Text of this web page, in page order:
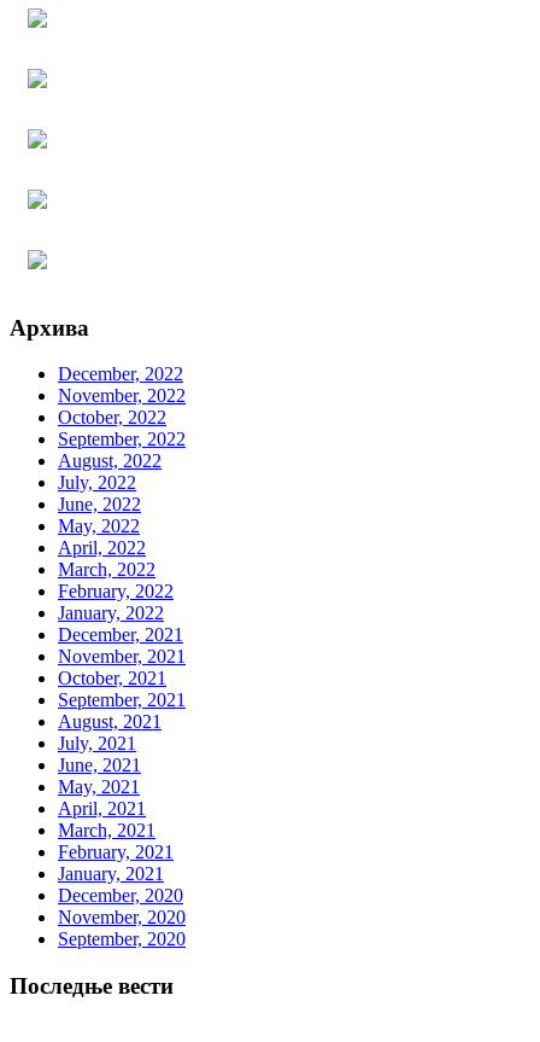
Архива
December, 2022
November, 2022
October, 2022
September, 2022
August, 2022
July, 2022
June, 2022
May, 2022
April, 2022
March, 2022
February, 2022
January, 2022
December, 2021
November, 2021
October, 2021
September, 2021
August, 2021
July, 2021
June, 2021
May, 2021
April, 2021
March, 2021
February, 2021
January, 2021
December, 2020
November, 2020
September, 2020
Последње вести